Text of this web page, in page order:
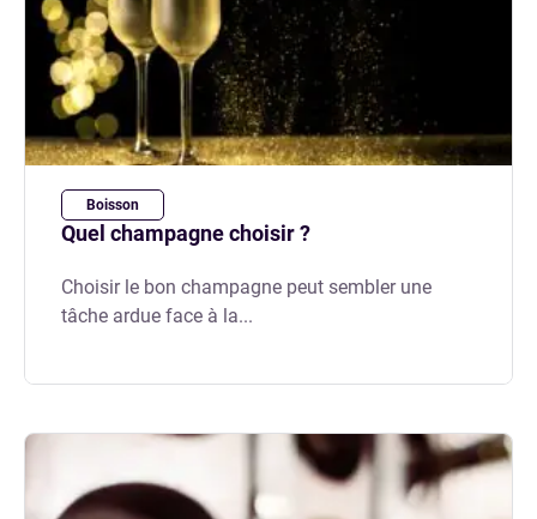
Boisson
Quel champagne choisir ?
Choisir le bon champagne peut sembler une
tâche ardue face à la...